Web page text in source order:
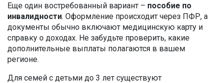
Еще один востребованный вариант – пособие по
инвалидности. Оформление происходит через ПФР, а
документы обычно включают медицинскую карту и
справку о доходах. Не забудьте проверить, какие
дополнительные выплаты полагаются в вашем
регионе.
Для семей с детьми до 3 лет существуют